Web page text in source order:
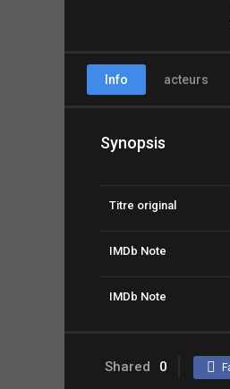
Info acteurs
Synopsis
Titre original
IMDb Note
IMDb Note
Shared 0